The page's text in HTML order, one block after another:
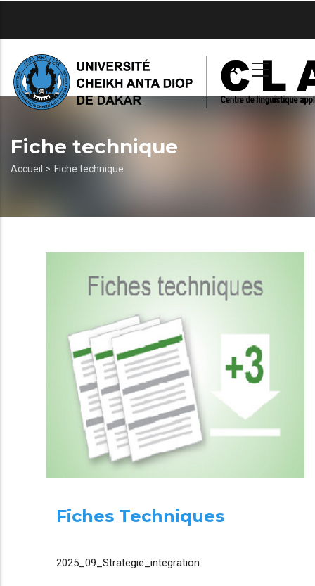
principal
Fiche technique
Fil
Accueil > Fiche technique
Fiches Techniques
2025_09_Strategie_integration